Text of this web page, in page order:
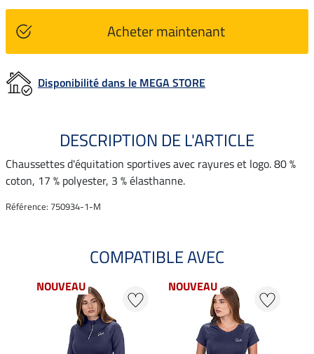
Acheter maintenant
Disponibilité dans le MEGA STORE
DESCRIPTION DE L'ARTICLE
Chaussettes d'équitation sportives avec rayures et logo. 80 %
coton, 17 % polyester, 3 % élasthanne.
Référence: 750934-1-M
COMPATIBLE AVEC
NOUVEAU NOUVEAU